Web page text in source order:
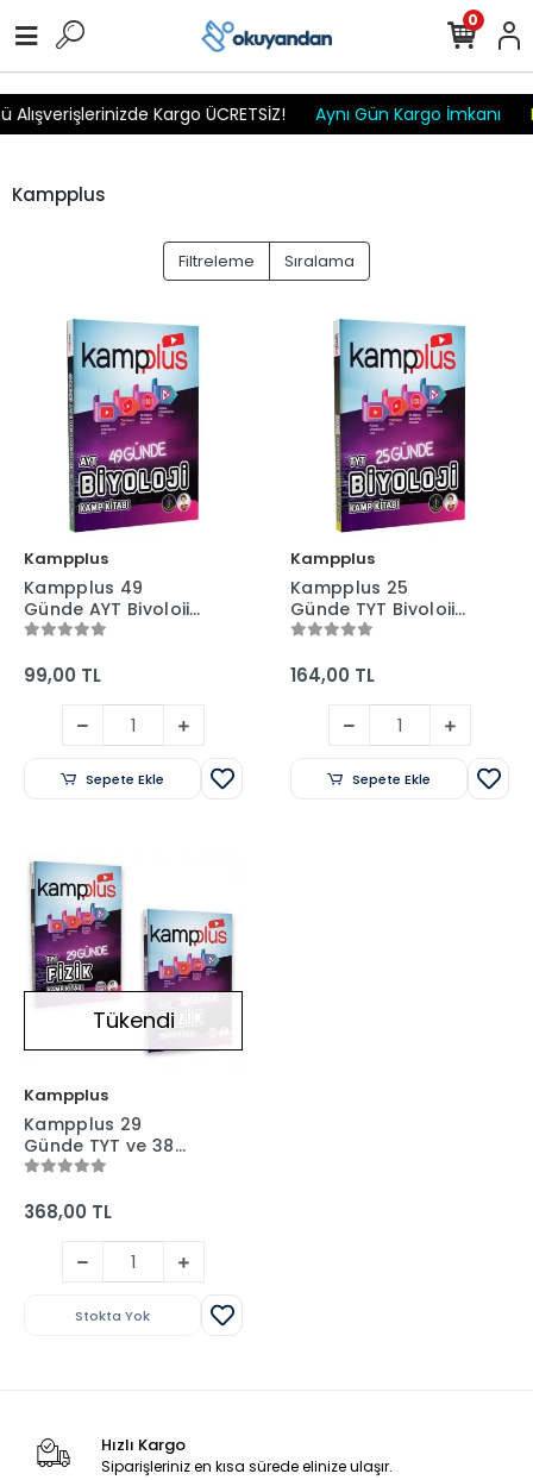
Kargo ÜCRETSİZ! Aynı Gün Kargo İmkanı
0
Kampplus
Filtreleme Sıralama
Kampplus
Kampplus 49
Günde AYT Biyoloji
Kampı Video
Kitabı
99,00 TL
Sepete Ekle
Kampplus
Kampplus 25
Günde TYT Biyoloji
Kampı Video
Kitabı
164,00 TL
Sepete Ekle
Tükendi
Kampplus
Kampplus 29
Günde TYT ve 38
Günde AYT Fizik
Anlatımlı Kamp
368,00 TL
Stokta Yok
Hızlı Kargo
Siparişleriniz en kısa sürede elinize ulaşır.